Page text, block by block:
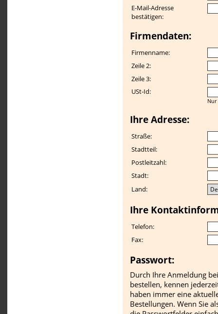
E-Mail-Adresse
bestätigen:
Firmendaten:
Firmenname:
Zeile 2:
Zeile 3:
USt-Id:
Nur
Ihre Adresse:
Straße:
Stadtteil:
Postleitzahl:
Stadt:
Land:
Ihre
Telefon:
Fax:
Passwort:
Durch Ihre Anmeldung
bestellen, kennen
haben immer eine
Bestellungen. Wenn Sie